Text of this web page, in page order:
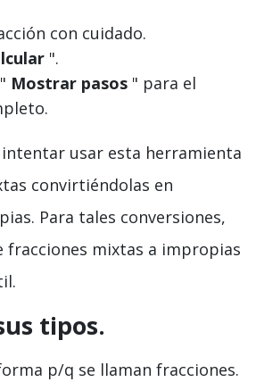
con cuidado.
".
Mostrar pasos " para el
usar esta herramienta
convirtiéndolas en
Para tales conversiones,
fracciones mixtas a impropias
tipos.
p/q se llaman fracciones.